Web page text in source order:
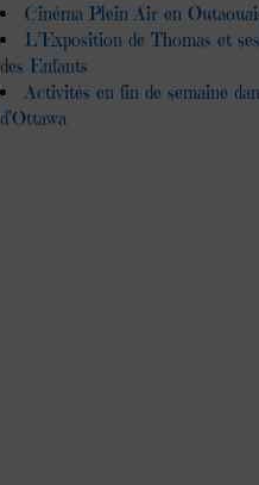
Cinéma Plein Air en
L’Exposition de Thomas et
des Enfants
Activités en fin de semaine
d’Ottawa